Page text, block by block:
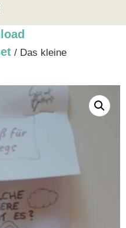
/ Das kleine